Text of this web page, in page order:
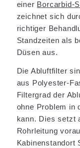
einer Borcarbid-
zeichnet sich
richtiger
Standzeiten als
Düsen aus.
Die Abluftfilter
aus Polyester-
Filtergrad der
ohne Problem in
kann. Dies setzt
Rohrleitung
Kabinenstandort